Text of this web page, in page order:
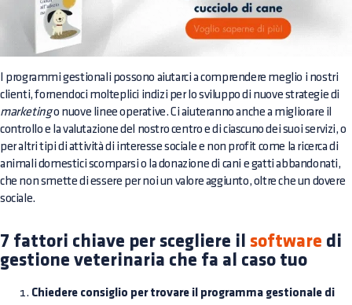
I programmi gestionali possono aiutarci a comprendere meglio i nostri
clienti, fornendoci molteplici indizi per lo sviluppo di nuove strategie di
marketingo nuove linee operative. Ci aiuteranno anche a migliorare il
controllo e la valutazione del nostro centro e di ciascuno dei suoi servizi, o
per altri tipi di attività di interesse sociale e non profit come la ricerca di
animali domestici scomparsi o la donazione di cani e gatti abbandonati,
che non smette di essere per noi un valore aggiunto, oltre che un dovere
sociale.
7 fattori chiave per scegliere il software di
gestione veterinaria che fa al caso tuo
Chiedere consiglio per trovare il programma gestionale di